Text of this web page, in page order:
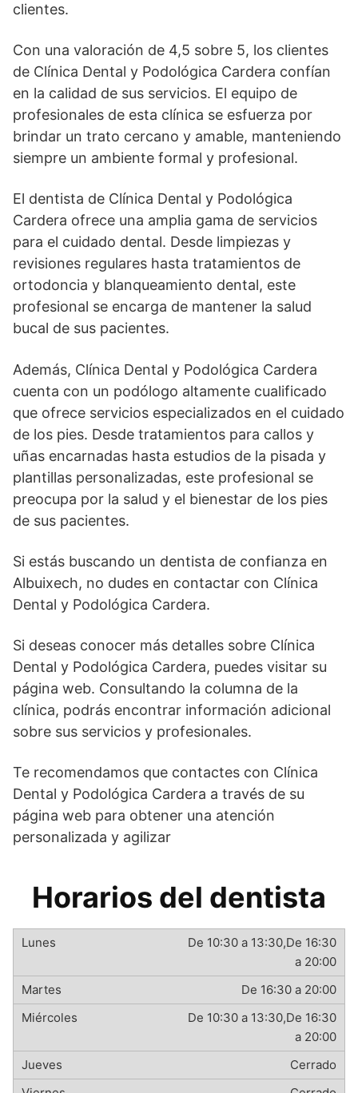
clientes.
Con una valoración de 4,5 sobre 5, los clientes
de Clínica Dental y Podológica Cardera confían
en la calidad de sus servicios. El equipo de
profesionales de esta clínica se esfuerza por
brindar un trato cercano y amable, manteniendo
siempre un ambiente formal y profesional.
El dentista de Clínica Dental y Podológica
Cardera ofrece una amplia gama de servicios
para el cuidado dental. Desde limpiezas y
revisiones regulares hasta tratamientos de
ortodoncia y blanqueamiento dental, este
profesional se encarga de mantener la salud
bucal de sus pacientes.
Además, Clínica Dental y Podológica Cardera
cuenta con un podólogo altamente cualificado
que ofrece servicios especializados en el cuidado
de los pies. Desde tratamientos para callos y
uñas encarnadas hasta estudios de la pisada y
plantillas personalizadas, este profesional se
preocupa por la salud y el bienestar de los pies
de sus pacientes.
Si estás buscando un dentista de confianza en
Albuixech, no dudes en contactar con Clínica
Dental y Podológica Cardera.
Si deseas conocer más detalles sobre Clínica
Dental y Podológica Cardera, puedes visitar su
página web. Consultando la columna de la
clínica, podrás encontrar información adicional
sobre sus servicios y profesionales.
Te recomendamos que contactes con Clínica
Dental y Podológica Cardera a través de su
página web para obtener una atención
personalizada y agilizar
Horarios del dentista
De 10:30 a 13:30,De 16:30
a 20:00
De 16:30 a 20:00
De 10:30 a 13:30,De 16:30
a 20:00
Cerrado